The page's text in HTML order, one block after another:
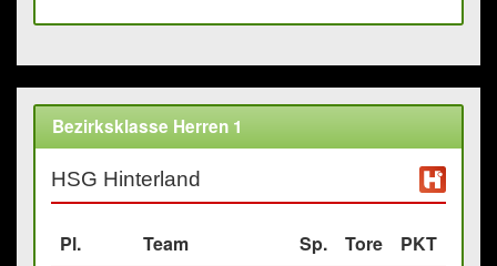
Bezirksklasse Herren 1
HSG Hinterland
Pl. Team Sp. Tore
PKT